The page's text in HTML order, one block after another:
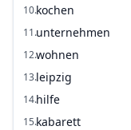
10.kochen
11.unternehmen
12.wohnen
13.leipzig
14.hilfe
15.kabarett